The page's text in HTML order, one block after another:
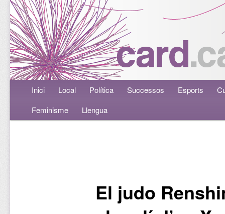
Menú principalAneu al contingut principal
Aneu al contingut secundari
Inici Local Política Successos Esports
Feminisme
Llengua
El judo